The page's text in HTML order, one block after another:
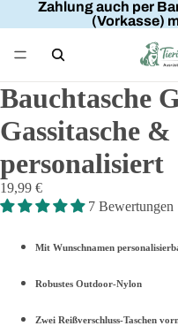
Zahlung auch per
(Vorkasse)
Bauchtasche
Gassitasche
personalisiert
19,99 €
7 Bewertungen
Mit Wunschnamen
Robustes Outdoor-Nylon
Zwei Reißverschluss-Taschen